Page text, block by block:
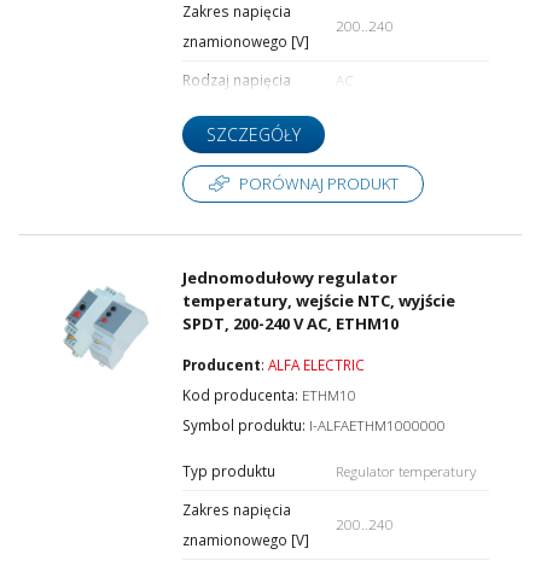
Zakres napięcia
znamionowego [V]
200..240
Rodzaj napięcia AC
SZCZEGÓŁY
PORÓWNAJ PRODUKT
Jednomodułowy regulator
temperatury, wejście NTC, wyjście
SPDT, 200-240 V AC, ETHM10
Producent:ALFA ELECTRIC
Kod producenta: ETHM10
Symbol produktu: I-ALFAETHM1000000
Typ produktu
Regulator temperatury
Zakres napięcia
znamionowego [V]
200..240